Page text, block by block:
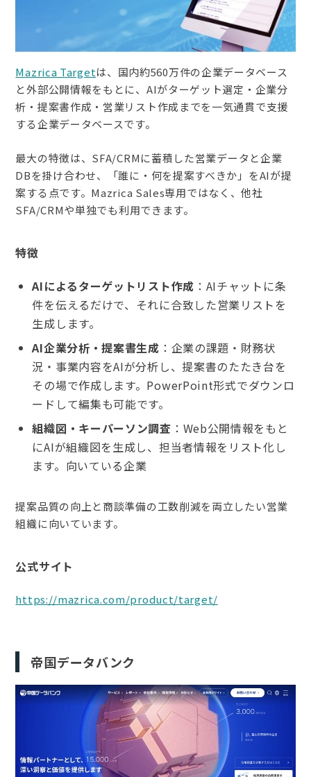
Mazrica Targetは、国内約560万件の企業データベース
と外部公開情報をもとに、AIがターゲット選定・企業分
析・提案書作成・営業リスト作成までを一気通貫で支援
する企業データベースです。
最大の特徴は、SFA/CRMに蓄積した営業データと企業
DBを掛け合わせ、「誰に・何を提案すべきか」をAIが提
案する点です。Mazrica Sales専用ではなく、他社
SFA/CRMや単独でも利用できます。
特徴
AIによるターゲットリスト作成 ：AIチャットに条
件を伝えるだけで、それに合致した営業リストを
生成します。
AI企業分析・提案書生成 ：企業の課題・財務状
況・事業内容をAIが分析し、提案書のたたき台を
その場で作成します。PowerPoint形式でダウンロ
ードして編集も可能です。
組織図・キーパーソン調査 ：Web公開情報をもと
にAIが組織図を生成し、担当者情報をリスト化し
ます。向いている企業
提案品質の向上と商談準備の工数削減を両立したい営業
組織に向いています。
公式サイト
https://mazrica.com/product/target/
帝国データバンク